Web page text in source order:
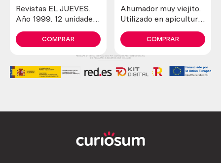
Revistas EL JUEVES.
Año 1999. 12 unidades
COMPRAR
Ahumador muy viejito.
Utilizado en apicultura
abejas
COMPRAR